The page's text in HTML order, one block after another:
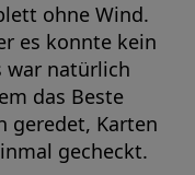
ohne Wind.
es konnte kein
war natürlich
das Beste
geredet, Karten
gecheckt.